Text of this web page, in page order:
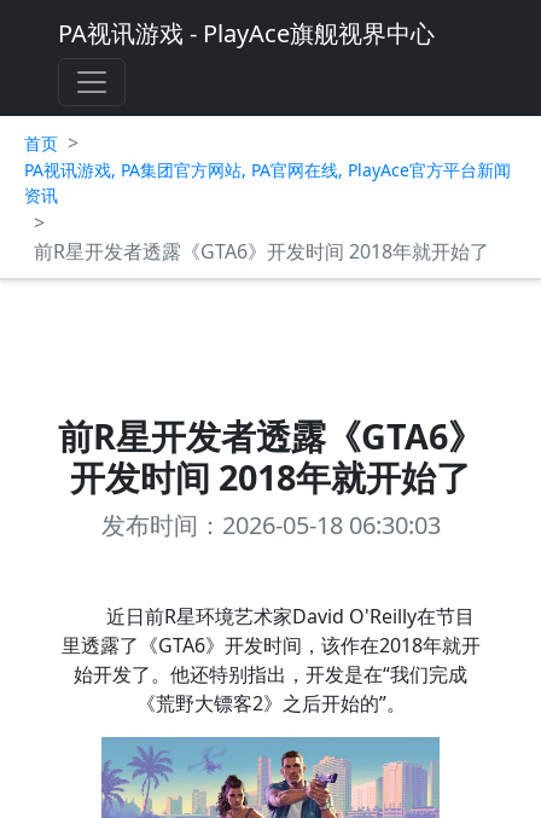
PA视讯游戏 - PlayAce旗舰视界中心
首页 >
PA视讯游戏, PA集团官方网站, PA官网在线, PlayAce官方平台新闻
资讯
>
前R星开发者透露《GTA6》开发时间 2018年就开始了
前R星开发者透露《GTA6》
开发时间 2018年就开始了
发布时间：2026-05-18 06:30:03
近日前R星环境艺术家David O'Reilly在节目
里透露了《GTA6》开发时间，该作在2018年就开
始开发了。他还特别指出，开发是在“我们完成
《荒野大镖客2》之后开始的”。